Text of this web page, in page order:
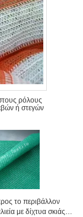
ρόλους
ή στεγών
το περιβάλλον
με δίχτυα σκιάς